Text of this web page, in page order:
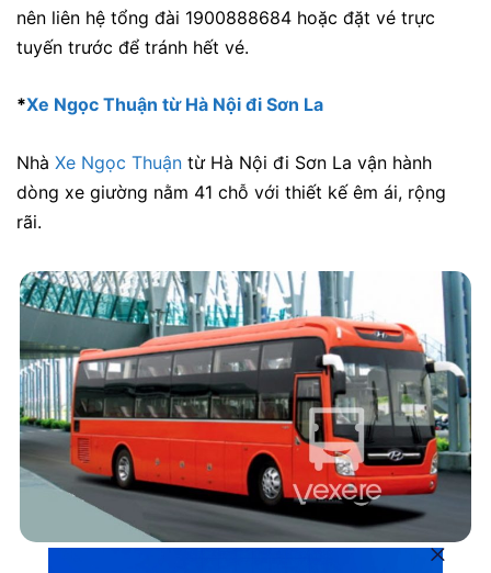
nên liên hệ tổng đài 1900888684 hoặc đặt vé trực
tuyến trước để tránh hết vé.
*Xe Ngọc Thuận từ Hà Nội đi Sơn La
Nhà Xe Ngọc Thuận từ Hà Nội đi Sơn La vận hành
dòng xe giường nằm 41 chỗ với thiết kế êm ái, rộng
rãi.